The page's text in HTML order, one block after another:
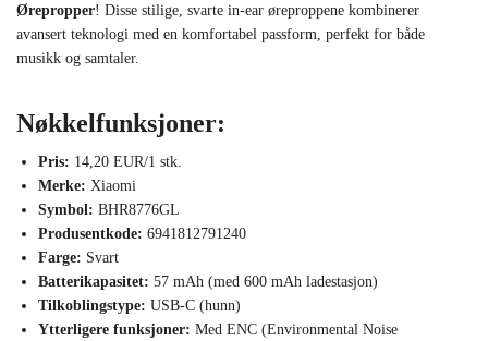
Ørepropper! Disse stilige, svarte in-ear øreproppene kombinerer
avansert teknologi med en komfortabel passform, perfekt for både
musikk og samtaler.
Nøkkelfunksjoner:
Pris: 14,20 EUR/1 stk.
Merke: Xiaomi
Symbol: BHR8776GL
Produsentkode: 6941812791240
Farge: Svart
Batterikapasitet: 57 mAh (med 600 mAh ladestasjon)
Tilkoblingstype: USB-C (hunn)
Ytterligere funksjoner: Med ENC (Environmental Noise